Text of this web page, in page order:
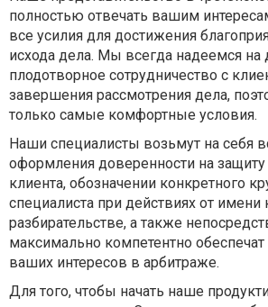
полностью отвечать вашим
все усилия для достижения
исхода дела. Мы всегда надеемся на
плодотворное сотрудничество с
завершения рассмотрения дела,
только самые комфортные условия.
Наши специалисты возьмут на себя
оформления доверенности на защиту
клиента, обозначении конкретного
специалиста при действиях от имени
разбирательстве, а также
максимально компетентно обеспечат
ваших интересов в арбитраже.
Для того, чтобы начать наше